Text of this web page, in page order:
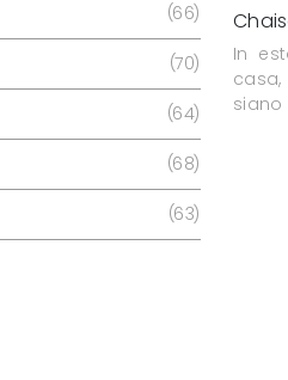
In
siano
66
70
64
68
63